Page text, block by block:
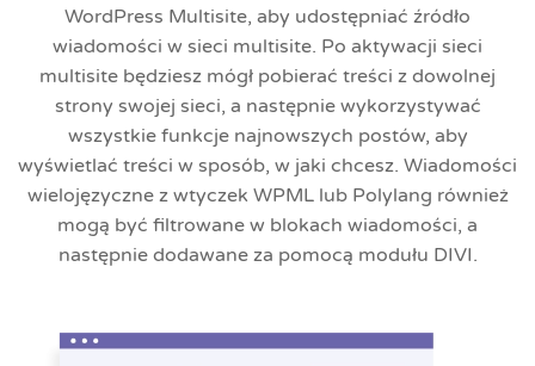
WordPress Multisite, aby udostępniać źródło
wiadomości w sieci multisite. Po aktywacji sieci
multisite będziesz mógł pobierać treści z dowolnej
strony swojej sieci, a następnie wykorzystywać
wszystkie funkcje najnowszych postów, aby
wyświetlać treści w sposób, w jaki chcesz. Wiadomości
wielojęzyczne z wtyczek WPML lub Polylang również
mogą być filtrowane w blokach wiadomości, a
następnie dodawane za pomocą modułu DIVI.